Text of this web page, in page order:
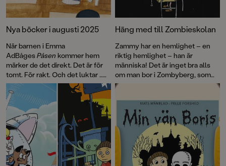
Nya böcker i augusti 2025
När barnen i Emma
AdBågesPåsen kommer hem
märker de det direkt. Det är för
tomt. För rakt. Och det luktar …
städat. Föräldrarna påstår att de
bara har dammat och plockat lite,
men i hallen står en svart påse,
fylld med allt möjligt ”oviktigt”
och ”trasigt”. Omedelbart inleds
en räddningsaktion. Välkommen
till en maxad bokmånad som
bjuder på flera kära återseenden
och helt nya bokserier!
Häng med till Zombieskolan
Zammy har en hemlighet – en
riktig hemlighet – han är
människa! Det är inget bra alls
om man bor i Zombyberg, som
Zammy och hans familj gör.